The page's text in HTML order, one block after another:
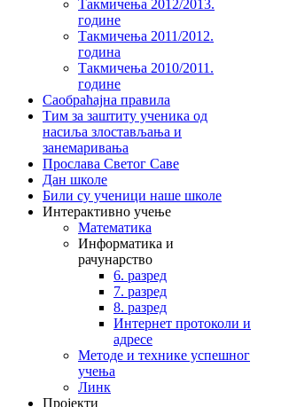
Такмичења 2012/2013.
године
Такмичења 2011/2012.
година
Такмичења 2010/2011.
године
Саобраћајна правила
Тим за заштиту ученика од
насиља злостављања и
занемаривања
Прослава Светог Саве
Дан школе
Били су ученици наше школе
Интерактивно учење
Математика
Информатика и
рачунарство
6. разред
7. разред
8. разред
Интернет протоколи и
адресе
Методе и технике успешног
учења
Линк
Пројекти